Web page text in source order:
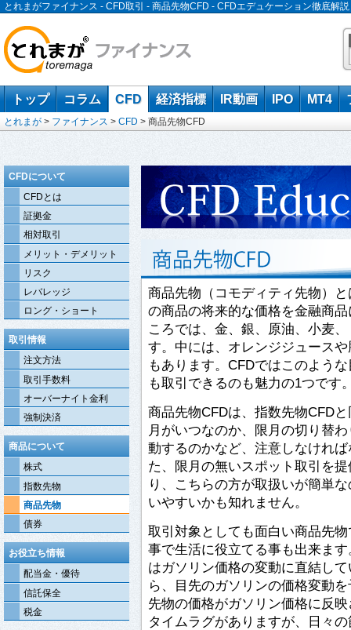
とれまがファイナンス - CFD取引 - 商品先物CFD - CFDエデュケーション徹底解説
トップ コラム CFD 経済指標 IR動画 IPO MT4
とれまが > ファイナンス > CFD > 商品先物CFD
商品先物（コモディティ先物）
の商品の将来的な価格を金融商
ころでは、金、銀、原油、小麦
す。中には、オレンジジュース
もあります。CFDではこのよう
も取引できるのも魅力の1つです
商品先物CFDは、指数先物CFD
月がいつなのか、限月の切り替
動するのかなど、注意しなけれ
た、限月の無いスポット取引を
り、こちらの方が取扱いが簡単
いやすいかも知れません。
取引対象としても面白い商品先
事で生活に役立てる事も出来ま
はガソリン価格の変動に直結し
ら、目先のガソリンの価格変動
先物の価格がガソリン価格に反
タイムラグがありますが、日々
CFDについて
CFDとは
証拠金
相対取引
メリット・デメリット
リスク
レバレッジ
ロング・ショート
取引情報
注文方法
取引手数料
オーバーナイト金利
強制決済
商品について
株式
指数先物
商品先物
債券
お役立ち情報
配当金・優待
信託保全
税金